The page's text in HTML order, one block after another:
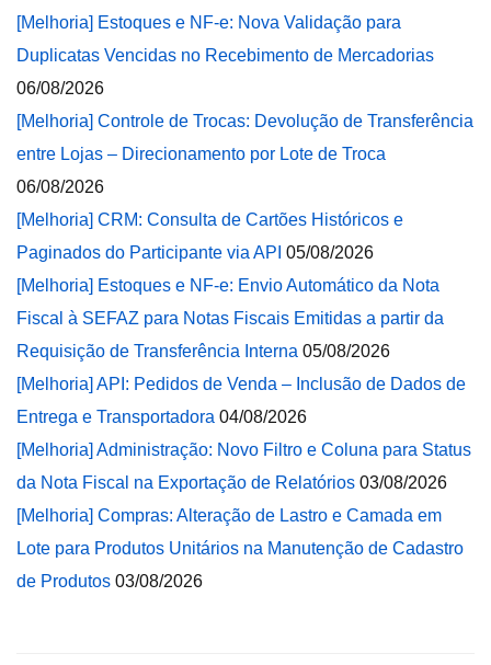
[Melhoria] Estoques e NF-e: Nova Validação para
Duplicatas Vencidas no Recebimento de Mercadorias
06/08/2026
[Melhoria] Controle de Trocas: Devolução de Transferência
entre Lojas – Direcionamento por Lote de Troca
06/08/2026
[Melhoria] CRM: Consulta de Cartões Históricos e
Paginados do Participante via API 05/08/2026
[Melhoria] Estoques e NF-e: Envio Automático da Nota
Fiscal à SEFAZ para Notas Fiscais Emitidas a partir da
Requisição de Transferência Interna 05/08/2026
[Melhoria] API: Pedidos de Venda – Inclusão de Dados de
Entrega e Transportadora 04/08/2026
[Melhoria] Administração: Novo Filtro e Coluna para Status
da Nota Fiscal na Exportação de Relatórios 03/08/2026
[Melhoria] Compras: Alteração de Lastro e Camada em
Lote para Produtos Unitários na Manutenção de Cadastro
de Produtos 03/08/2026